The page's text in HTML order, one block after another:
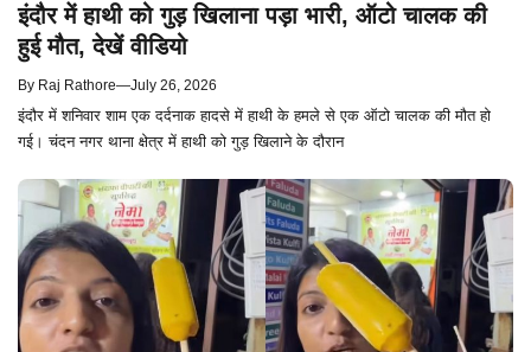
इंदौर में हाथी को गुड़ खिलाना पड़ा भारी, ऑटो चालक की
हुई मौत, देखें वीडियो
By Raj Rathore—July 26, 2026
इंदौर में शनिवार शाम एक दर्दनाक हादसे में हाथी के हमले से एक ऑटो चालक की मौत हो
गई। चंदन नगर थाना क्षेत्र में हाथी को गुड़ खिलाने के दौरान